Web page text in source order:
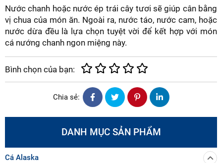
Nước chanh hoặc nước ép trái cây tươi sẽ giúp cân bằng
vị chua của món ăn. Ngoài ra, nước táo, nước cam, hoặc
nước dừa đều là lựa chọn tuyệt vời để kết hợp với món
cá nướng chanh ngon miệng này.
Bình chọn của bạn:
Chia sẻ:
DANH MỤC SẢN PHẨM
Cá Alaska